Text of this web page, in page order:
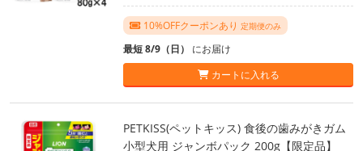
10%OFFクーポンあり 定期便のみ
最短 8/9（日） にお届け
カートに入れる
PETKISS(ペットキッス) 食後の歯みがきガム
小型犬用 ジャンボパック 200g【限定品】